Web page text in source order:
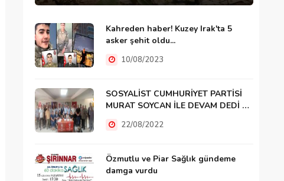
Kahreden haber! Kuzey Irak'ta 5
asker şehit oldu...
10/08/2023
SOSYALİST CUMHURİYET PARTİSİ
MURAT SOYCAN İLE DEVAM DEDİ …
22/08/2022
Özmutlu ve Piar Sağlık gündeme
damga vurdu